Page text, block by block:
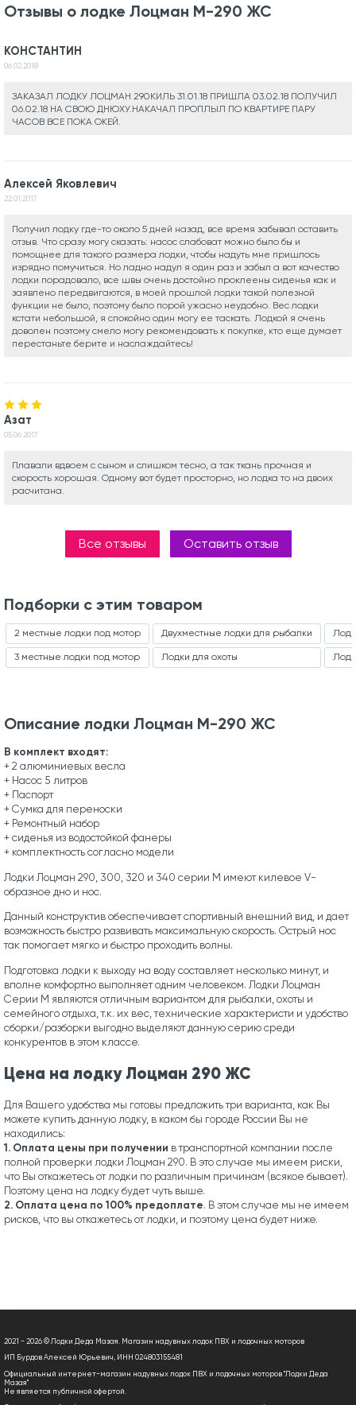
Отзывы о лодке Лоцман М-290 ЖС
КОНСТАНТИН
06.02.2018
ЗАКАЗАЛ ЛОДКУ ЛОЦМАН 290КИЛЬ 31.01.18 ПРИШЛА 03.02.18 ПОЛУЧИЛ
06.02.18 НА СВОЮ ДНЮХУ.НАКАЧАЛ ПРОПЛЫЛ ПО КВАРТИРЕ ПАРУ
ЧАСОВ ВСЕ ПОКА ОКЕЙ.
Алексей Яковлевич
22.01.2017
Получил лодку где-то около 5 дней назад, все время забывал оставить
отзыв. Что сразу могу сказать: насос слабоват можно было бы и
помощнее для такого размера лодки, чтобы надуть мне пришлось
изрядно помучиться. Но ладно надул я один раз и забыл а вот качество
лодки порадовало, все швы очень достойно проклеены сиденья как и
заявлено передвигаются, в моей прошлой лодки такой полезной
функции не было, поэтому было порой ужасно неудобно. Вес лодки
кстати небольшой, я спокойно один могу ее таскать. Лодкой я очень
доволен поэтому смело могу рекомендовать к покупке, кто еще думает
перестаньте берите и наслаждайтесь!
Азат
05.06.2017
Плавали вдвоем с сыном и слишком тесно, а так ткань прочная и
скорость хорошая. Одному вот будет просторно, но лодка то на двоих
расчитана.
Все отзывы Оставить отзыв
Подборки с этим товаром
2 местные лодки под мотор
3 местные лодки под мотор
Двухместные лодки для рыбалки
Лодки для охоты
Описание лодки Лоцман М-290 ЖС
В комплект входят:
+ 2 алюминиевых весла
+ Насос 5 литров
+ Паспорт
+ Сумка для переноски
+ Ремонтный набор
+ сиденья из водостойкой фанеры
+ комплектность согласно модели
Лодки Лоцман 290, 300, 320 и 340 серии М имеют килевое V-
образное дно и нос.
Данный конструктив обеспечивает спортивный внешний вид, и дает
возможность быстро развивать максимальную скорость. Острый нос
так помогает мягко и быстро проходить волны.
Подготовка лодки к выходу на воду составляет несколько минут, и
вполне комфортно выполняет одним человеком. Лодки Лоцман
Серии М являются отличным вариантом для рыбалки, охоты и
семейного отдыха, т.к. их вес, технические характеристи и удобство
сборки/разборки выгодно выделяют данную серию среди
конкурентов в этом классе.
Цена на лодку Лоцман 290 ЖС
Для Вашего удобства мы готовы предложить три варианта, как Вы
можете купить данную лодку, в каком бы городе России Вы не
находились:
1. Оплата цены при получении в транспортной компании после
полной проверки лодки Лоцман 290. В это случае мы имеем риски,
что Вы откажетесь от лодки по различным причинам (всякое бывает).
Поэтому цена на лодку будет чуть выше.
2. Оплата цена по 100% предоплате. В этом случае мы не имеем
рисков, что вы откажетесь от лодки, и поэтому цена будет ниже.
2021 - 2026 © Лодки Деда Мазая. Магазин надувных лодок ПВХ и лодочных моторов
ИП Бурдов Алексей Юрьевич, ИНН 024803155481
Официальный интернет-магазин надувных лодок ПВХ и лодочных моторов "Лодки Деда
Мазая"
Не является публичной офертой.